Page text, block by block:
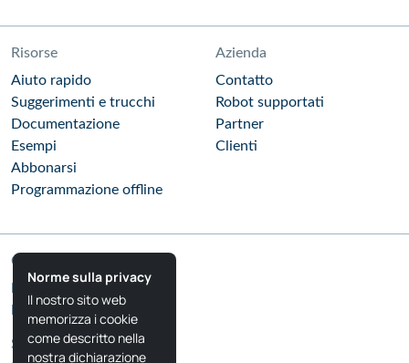
Risorse
Aiuto rapido
Suggerimenti e trucchi
Documentazione
Esempi
Abbonarsi
Programmazione offline
Azienda
Contatto
Robot supportati
Partner
Clienti
Comunità
Blog RoboDK
Forum RoboDK
Seguiteci
Norme sulla privacy
Il nostro sito web
memorizza i cookie
come descritto nella
nostra dichiarazione